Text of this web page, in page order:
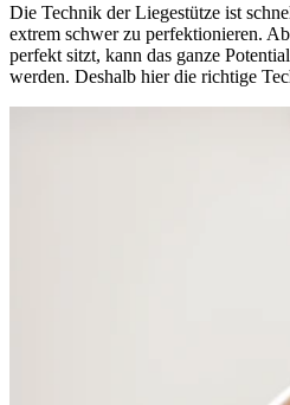
Die Technik der Liegestütze ist
extrem schwer zu perfektionieren.
perfekt sitzt, kann das ganze
werden. Deshalb hier die richtige